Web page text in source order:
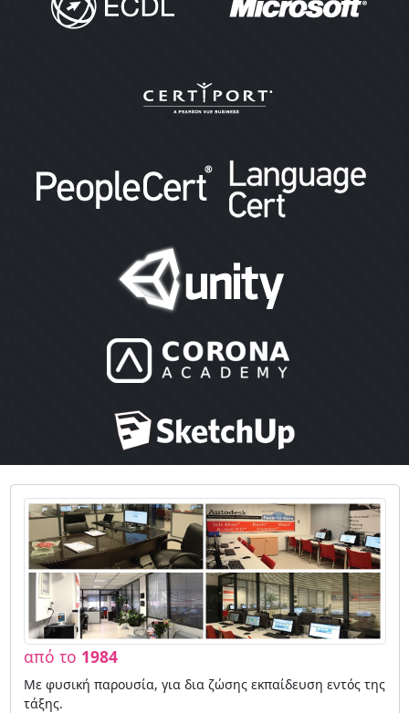
από το 1984
Με φυσική παρουσία, για δια ζώσης εκπαίδευση εντός της
τάξης.